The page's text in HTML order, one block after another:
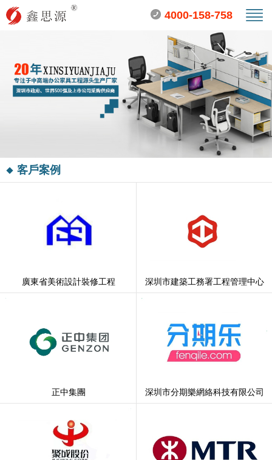
4000-158-758
客戶案例
廣東省美術設計裝修工程 深圳市建築工務署工程管理中心
正中集團 深圳市分期樂網絡科技有限公司